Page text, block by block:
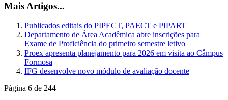
Mais Artigos...
Publicados editais do PIPECT, PAECT e PIPART
Departamento de Área Acadêmica abre inscrições para
Exame de Proficiência do primeiro semestre letivo
Proex apresenta planejamento para 2026 em visita ao Câmpus
Formosa
IFG desenvolve novo módulo de avaliação docente
Página 6 de 244